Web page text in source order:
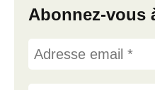
Abonnez-vous